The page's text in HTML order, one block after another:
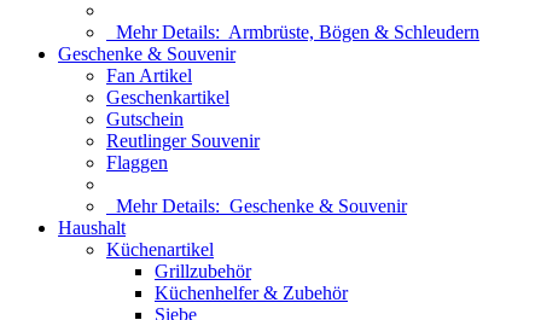
Mehr Details: Armbrüste, Bögen & Schleudern
Geschenke & Souvenir
Fan Artikel
Geschenkartikel
Gutschein
Reutlinger Souvenir
Flaggen
Mehr Details: Geschenke & Souvenir
Haushalt
Küchenartikel
Grillzubehör
Küchenhelfer & Zubehör
Siebe